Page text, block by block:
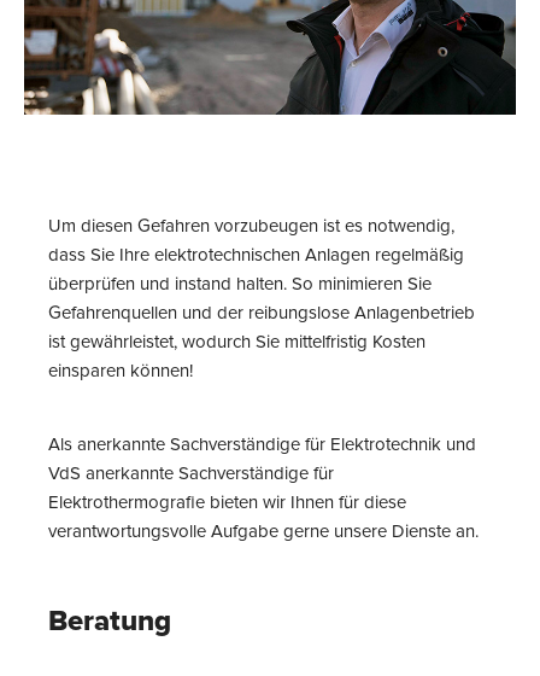
Um diesen Gefahren vorzubeugen ist es notwendig,
dass Sie Ihre elektrotechnischen Anlagen regelmäßig
überprüfen und instand halten. So minimieren Sie
Gefahrenquellen und der reibungslose Anlagenbetrieb
ist gewährleistet, wodurch Sie mittelfristig Kosten
einsparen können!
Als anerkannte Sachverständige für Elektrotechnik und
VdS anerkannte Sachverständige für
Elektrothermografie bieten wir Ihnen für diese
verantwortungsvolle Aufgabe gerne unsere Dienste an.
Beratung